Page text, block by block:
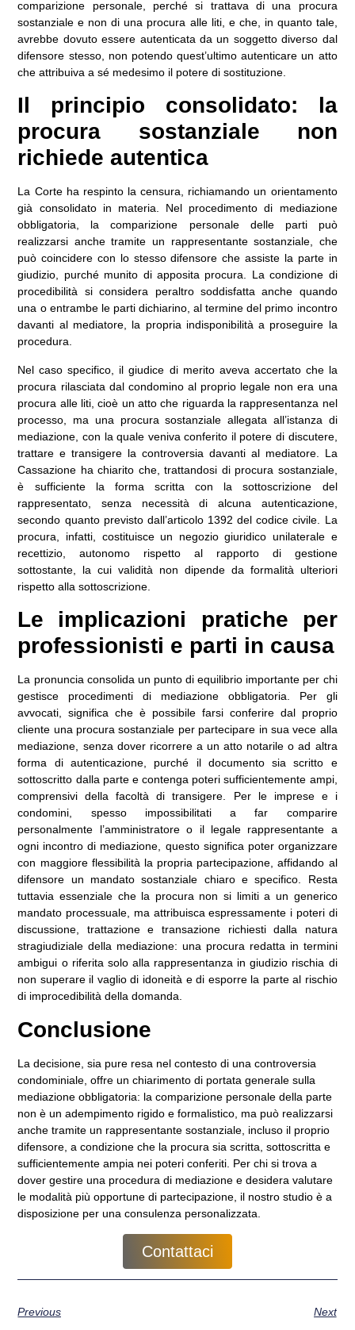
comparizione personale, perché si trattava di una procura
sostanziale e non di una procura alle liti, e che, in quanto tale,
avrebbe dovuto essere autenticata da un soggetto diverso dal
difensore stesso, non potendo quest’ultimo autenticare un atto
che attribuiva a sé medesimo il potere di sostituzione.
Il principio consolidato: la
procura sostanziale non
richiede autentica
La Corte ha respinto la censura, richiamando un orientamento
già consolidato in materia. Nel procedimento di mediazione
obbligatoria, la comparizione personale delle parti può
realizzarsi anche tramite un rappresentante sostanziale, che
può coincidere con lo stesso difensore che assiste la parte in
giudizio, purché munito di apposita procura. La condizione di
procedibilità si considera peraltro soddisfatta anche quando
una o entrambe le parti dichiarino, al termine del primo incontro
davanti al mediatore, la propria indisponibilità a proseguire la
procedura.
Nel caso specifico, il giudice di merito aveva accertato che la
procura rilasciata dal condomino al proprio legale non era una
procura alle liti, cioè un atto che riguarda la rappresentanza nel
processo, ma una procura sostanziale allegata all’istanza di
mediazione, con la quale veniva conferito il potere di discutere,
trattare e transigere la controversia davanti al mediatore. La
Cassazione ha chiarito che, trattandosi di procura sostanziale,
è sufficiente la forma scritta con la sottoscrizione del
rappresentato, senza necessità di alcuna autenticazione,
secondo quanto previsto dall’articolo 1392 del codice civile. La
procura, infatti, costituisce un negozio giuridico unilaterale e
recettizio, autonomo rispetto al rapporto di gestione
sottostante, la cui validità non dipende da formalità ulteriori
rispetto alla sottoscrizione.
Le implicazioni pratiche per
professionisti e parti in causa
La pronuncia consolida un punto di equilibrio importante per chi
gestisce procedimenti di mediazione obbligatoria. Per gli
avvocati, significa che è possibile farsi conferire dal proprio
cliente una procura sostanziale per partecipare in sua vece alla
mediazione, senza dover ricorrere a un atto notarile o ad altra
forma di autenticazione, purché il documento sia scritto e
sottoscritto dalla parte e contenga poteri sufficientemente ampi,
comprensivi della facoltà di transigere. Per le imprese e i
condomini, spesso impossibilitati a far comparire
personalmente l’amministratore o il legale rappresentante a
ogni incontro di mediazione, questo significa poter organizzare
con maggiore flessibilità la propria partecipazione, affidando al
difensore un mandato sostanziale chiaro e specifico. Resta
tuttavia essenziale che la procura non si limiti a un generico
mandato processuale, ma attribuisca espressamente i poteri di
discussione, trattazione e transazione richiesti dalla natura
stragiudiziale della mediazione: una procura redatta in termini
ambigui o riferita solo alla rappresentanza in giudizio rischia di
non superare il vaglio di idoneità e di esporre la parte al rischio
di improcedibilità della domanda.
Conclusione
La decisione, sia pure resa nel contesto di una controversia
condominiale, offre un chiarimento di portata generale sulla
mediazione obbligatoria: la comparizione personale della parte
non è un adempimento rigido e formalistico, ma può realizzarsi
anche tramite un rappresentante sostanziale, incluso il proprio
difensore, a condizione che la procura sia scritta, sottoscritta e
sufficientemente ampia nei poteri conferiti. Per chi si trova a
dover gestire una procedura di mediazione e desidera valutare
le modalità più opportune di partecipazione, il nostro studio è a
disposizione per una consulenza personalizzata.
Contattaci
Previous Next